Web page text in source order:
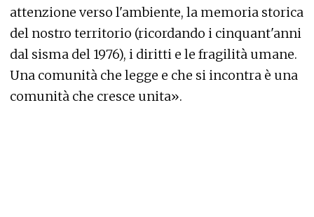
attenzione verso l'ambiente, la memoria storica
del nostro territorio (ricordando i cinquant'anni
dal sisma del 1976), i diritti e le fragilità umane.
Una comunità che legge e che si incontra è una
comunità che cresce unita».